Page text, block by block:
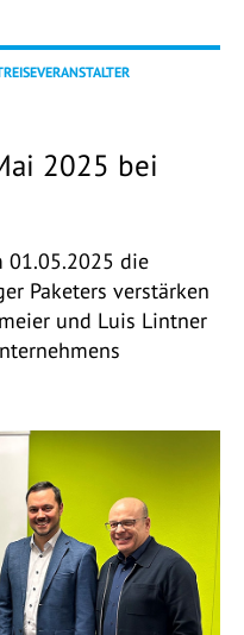
2025 bei
01.05.2025 die
Paketers verstärken
und Luis Lintner